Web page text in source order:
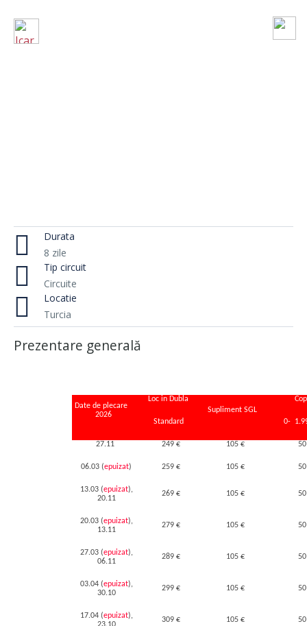
Durata
8 zile
Tip circuit
Circuite
Locatie
Turcia
Prezentare generală
Date de plecare
2026
Loc in Dubla
Standard
Supliment SGL
0-
27.11 249 € 105 €
06.03 (epuizat) 259 € 105 €
13.03 (epuizat),
20.11
269 € 105 €
20.03 (epuizat),
13.11
279 € 105 €
27.03 (epuizat),
06.11
289 € 105 €
03.04 (epuizat),
30.10
299 € 105 €
17.04 (epuizat),
309 € 105 €